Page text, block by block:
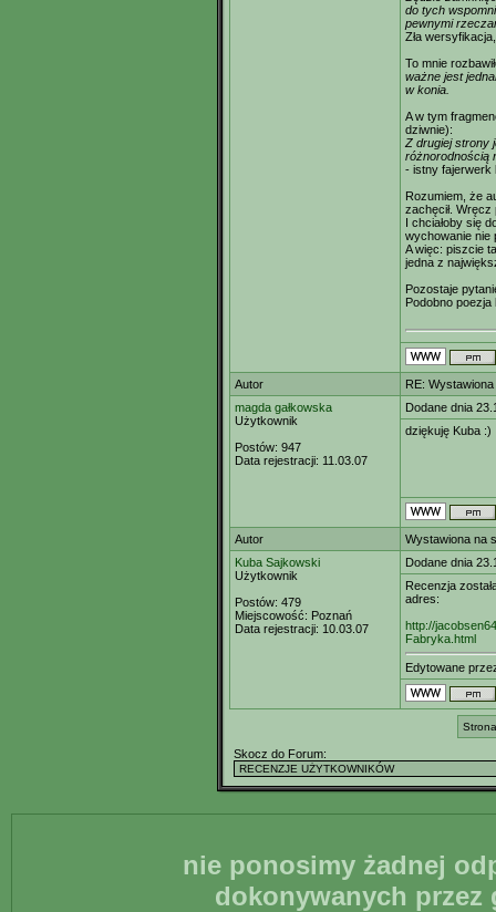
do tych
pewnymi
Zła
To mnie
ważne jest
w konia.
A w tym
dziwnie):
Z drugiej strony
różnorodnością
- istny fajerwerk
Rozumiem, że
zachęcił.
I chciałoby się
wychowanie nie
A więc: piszcie
jedna z
Pozostaje
Podobno
Autor
RE:
magda gałkowska
Użytkownik
Postów: 947
Data rejestracji: 11.03.07
Dodane dnia
dziękuję Kuba :)
Autor
Wystawiona na
Kuba Sajkowski
Użytkownik
Postów: 479
Miejscowość: Poznań
Data rejestracji: 10.03.07
Dodane dnia
Recenzja
adres:
http://
Fabryka.html
Edytowane
Skocz do Forum:
nie ponosimy żadnej
dokonywanych